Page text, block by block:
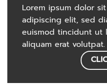
Lorem ipsum dolor
adipiscing elit, sed
euismod tincidunt ut
aliquam erat volutpat.